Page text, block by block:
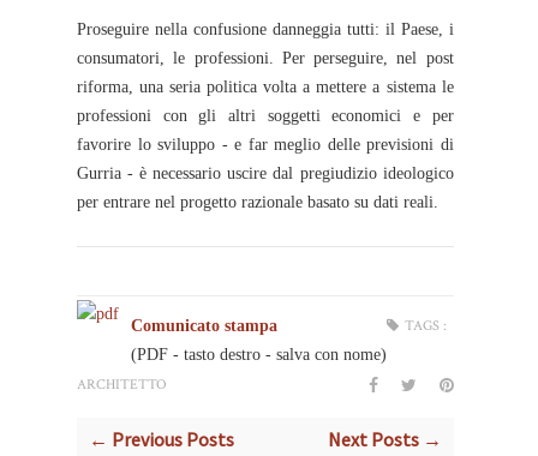
Proseguire nella confusione danneggia tutti: il Paese, i
consumatori, le professioni. Per perseguire, nel post
riforma, una seria politica volta a mettere a sistema le
professioni con gli altri soggetti economici e per
favorire lo sviluppo - e far meglio delle previsioni di
Gurria - è necessario uscire dal pregiudizio ideologico
per entrare nel progetto razionale basato su dati reali.
Comunicato stampa
(PDF - tasto destro - salva con nome)
TAGS :
ARCHITETTO
← Previous Posts Next Posts →